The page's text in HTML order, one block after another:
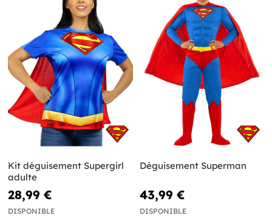
Kit déguisement Supergirl
adulte
28,99 €
DISPONIBLE
Déguisement Superman
43,99 €
DISPONIBLE